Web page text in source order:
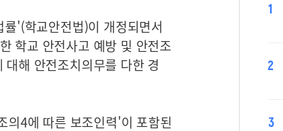
'(학교안전법)이 개정되면서
학교 안전사고 예방 및 안전조
해 안전조치의무를 다한 경
의4에 따른 보조인력'이 포함된